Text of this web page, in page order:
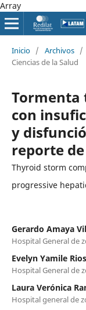
Array
Inicio / Archivos /
Ciencias de la Salud
Tormenta
con
y
reporte
Thyroid storm
progressive
Gerardo Amaya
Hospital General de
Evelyn Yamile
Hospital General de
Laura Verónica
Hospital general de